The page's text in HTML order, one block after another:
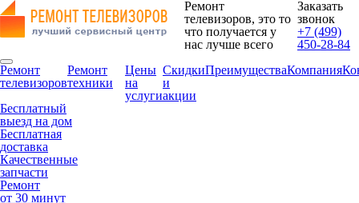
Ремонт
телевизоров, это то
что получается у
нас лучше всего
Заказать
звонок
+7 (499)
450-28-84
Ремонт
телевизоров
Ремонт
техники
Цены
на
услуги
Скидки
и
акции
ПреимуществаКомпания
Бесплатный
выезд на дом
Бесплатная
доставка
Качественные
запчасти
Ремонт
от 30 минут